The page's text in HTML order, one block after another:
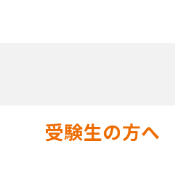
受験生の方へ